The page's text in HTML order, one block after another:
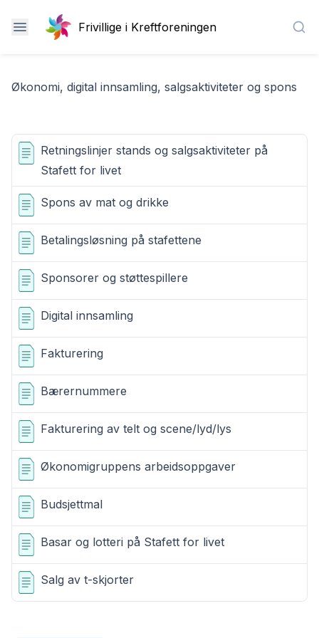
Frivillige i Kreftforeningen
Økonomi, digital innsamling, salgsaktiviteter og spons
Retningslinjer stands og salgsaktiviteter på
Stafett for livet
Spons av mat og drikke
Betalingsløsning på stafettene
Sponsorer og støttespillere
Digital innsamling
Fakturering
Bærernummere
Fakturering av telt og scene/lyd/lys
Økonomigruppens arbeidsoppgaver
Budsjettmal
Basar og lotteri på Stafett for livet
Salg av t-skjorter